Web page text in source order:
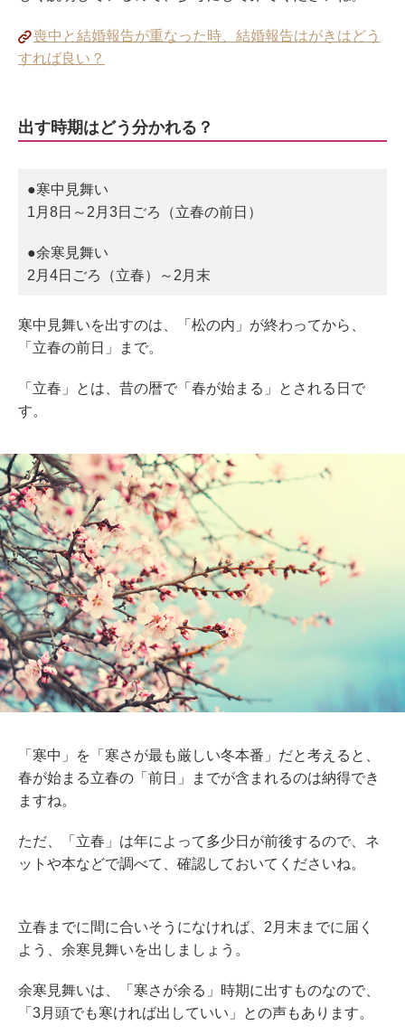
喪中と結婚報告が重なった時、結婚報告はがきはどう
すれば良い？
出す時期はどう分かれる？
●寒中見舞い
1月8日～2月3日ごろ（立春の前日）
●余寒見舞い
2月4日ごろ（立春）～2月末
寒中見舞いを出すのは、「松の内」が終わってから、
「立春の前日」まで。
「立春」とは、昔の暦で「春が始まる」とされる日で
す。
「寒中」を「寒さが最も厳しい冬本番」だと考えると、
春が始まる立春の「前日」までが含まれるのは納得でき
ますね。
ただ、「立春」は年によって多少日が前後するので、ネ
ットや本などで調べて、確認しておいてくださいね。
立春までに間に合いそうになければ、2月末までに届く
よう、余寒見舞いを出しましょう。
余寒見舞いは、「寒さが余る」時期に出すものなので、
「3月頭でも寒ければ出していい」との声もあります。